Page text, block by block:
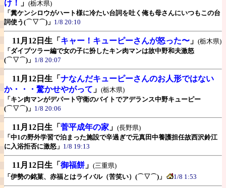
け！
」 (栃木県)
「糞ケンシロウがハート様に冷たい台詞を吐く俺も母さんにいつもこの台
詞使う(⌒▽⌒)」 1/8 20:10
11月12日生 「 キャー！キューピーさんが怒った〜 」 (栃木県)
「ダイブツラー編で女の子に扮したキン肉マンは故中野和夫激怒
(⌒▽⌒)」 1/8 20:07
11月12日生 「 ナなんだキューピーさんのお人形ではない
か・・・驚かせやがって 」 (栃木県)
「キン肉マンがデパート守衛のバイトでアデランス中野キューピー
(⌒▽⌒)」 1/8 20:06
11月12日生 「 菅平成年の家 」 (長野県)
「中1の野外学習で泊まった施設で辛過ぎで元真田中養護担任故西沢鈴江
に入浴拒否に激怒」 1/8 19:13
11月12日生 「 御福餅 」 (三重県)
「伊勢の銘菓、赤福とはライバル（苦笑い）(⌒▽⌒)」
1/8 1:53